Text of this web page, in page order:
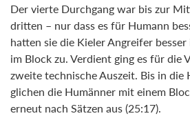
Der vierte Durchgang war bis zur
dritten – nur dass es für Humann
hatten sie die Kieler Angreifer
im Block zu. Verdient ging es für die
zweite technische Auszeit. Bis in
glichen die Humänner mit einem
erneut nach Sätzen aus (25:17).